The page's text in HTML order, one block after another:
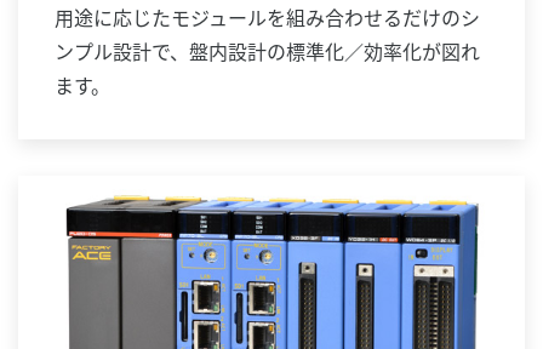
用途に応じたモジュールを組み合わせるだけのシ
ンプル設計で、盤内設計の標準化／効率化が図れ
ます。